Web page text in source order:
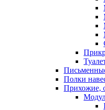
Полки
Прихожие,